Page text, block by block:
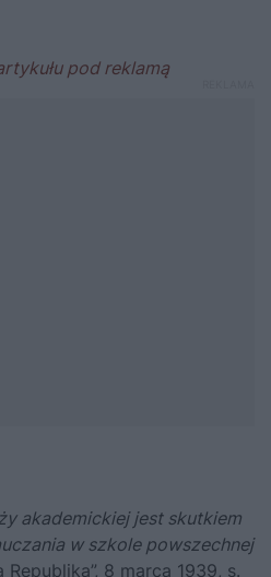
akademickiej jest skutkiem
w szkole powszechnej
Republika”, 8 marca 1939, s.